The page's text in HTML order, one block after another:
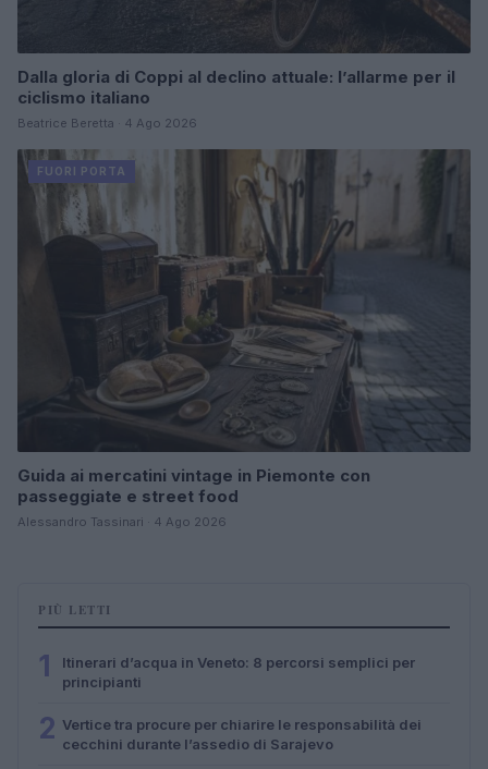
Dalla gloria di Coppi al declino attuale: l’allarme per il
ciclismo italiano
Beatrice Beretta · 4 Ago 2026
FUORI PORTA
Guida ai mercatini vintage in Piemonte con
passeggiate e street food
Alessandro Tassinari · 4 Ago 2026
PIÙ LETTI
1
Itinerari d’acqua in Veneto: 8 percorsi semplici per
principianti
2 Vertice tra procure per chiarire le responsabilità dei
cecchini durante l’assedio di Sarajevo